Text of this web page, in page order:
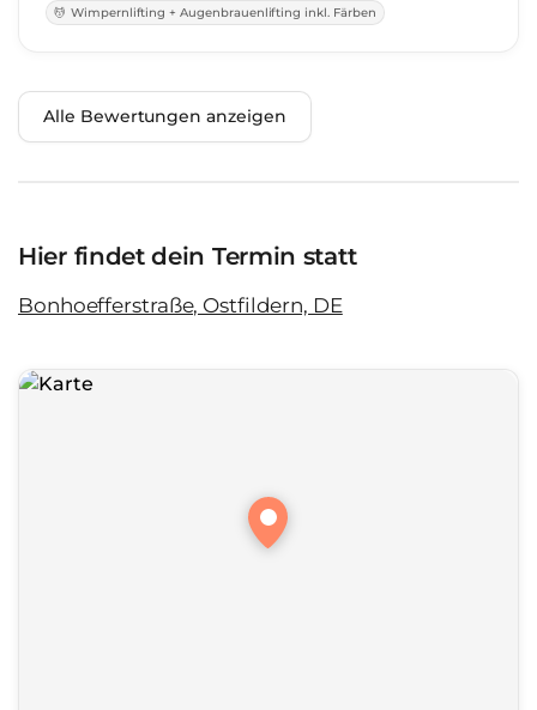
Wimpernlifting + Augenbrauenlifting inkl. Färben
Alle Bewertungen anzeigen
Hier findet dein Termin statt
Bonhoefferstraße, Ostfildern, DE